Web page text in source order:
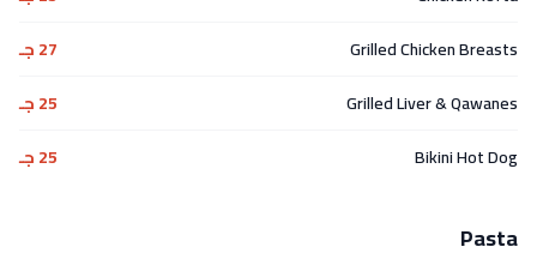
Grilled Chicken Breasts
27 جـ
Grilled Liver & Qawanes
25 جـ
Bikini Hot Dog
25 جـ
Pasta